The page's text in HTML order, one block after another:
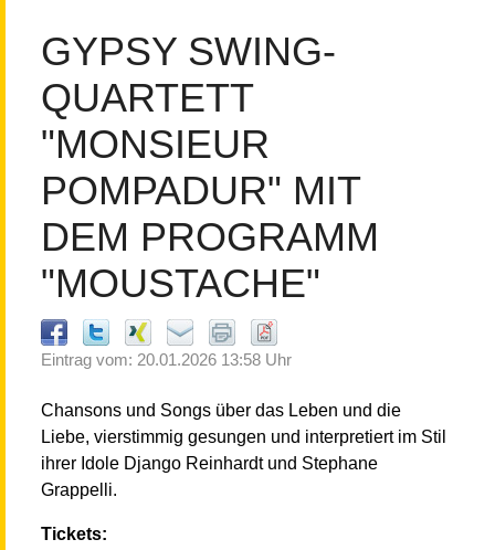
GYPSY SWING-
QUARTETT
"MONSIEUR
POMPADUR" MIT
DEM PROGRAMM
"MOUSTACHE"
Eintrag vom: 20.01.2026 13:58 Uhr
Chansons und Songs über das Leben und die
Liebe, vierstimmig gesungen und interpretiert im Stil
ihrer Idole Django Reinhardt und Stephane
Grappelli.
Tickets: